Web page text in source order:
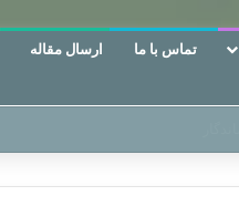
تماس با ما ارسال مقاله